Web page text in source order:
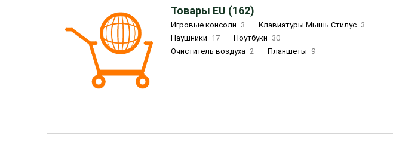
Товары EU (162)
Игровые консоли 3 Клавиатуры Мышь Стилус 3
Наушники 17 Ноутбуки 30
Очиститель воздуха 2 Планшеты 9